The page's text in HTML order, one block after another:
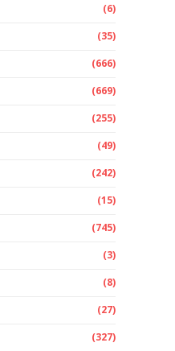
(6)
(35)
(666)
(669)
(255)
(49)
(242)
(15)
(745)
(3)
(8)
(27)
(327)